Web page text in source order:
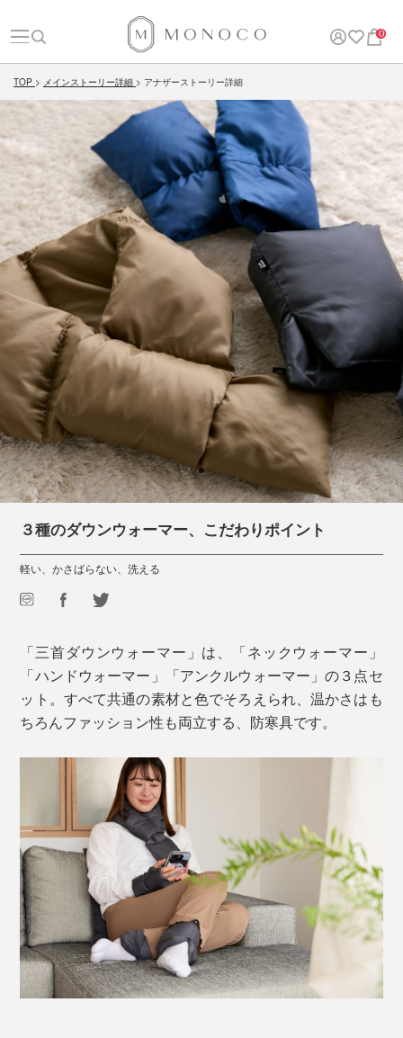
0
TOP メインストーリー詳細 アナザーストーリー詳細
３種のダウンウォーマー、こだわりポイント
軽い、かさばらない、洗える
「三首ダウンウォーマー」は、「ネックウォーマー」
「ハンドウォーマー」「アンクルウォーマー」の３点セ
ット。すべて共通の素材と色でそろえられ、温かさはも
ちろんファッション性も両立する、防寒具です。